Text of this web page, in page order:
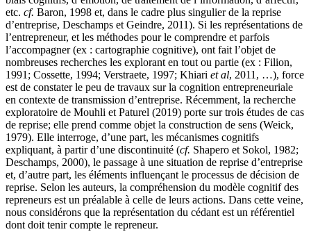
etc. cf. Baron, 1998 et, dans le cadre plus singulier de la reprise
d’entreprise, Deschamps et Geindre, 2011). Si les représentations de
l’entrepreneur, et les méthodes pour le comprendre et parfois
l’accompagner (ex : cartographie cognitive), ont fait l’objet de
nombreuses recherches les explorant en tout ou partie (ex : Filion,
1991; Cossette, 1994; Verstraete, 1997; Khiari et al, 2011, …), force
est de constater le peu de travaux sur la cognition entrepreneuriale
en contexte de transmission d’entreprise. Récemment, la recherche
exploratoire de Mouhli et Paturel (2019) porte sur trois études de cas
de reprise; elle prend comme objet la construction de sens (Weick,
1979). Elle interroge, d’une part, les mécanismes cognitifs
expliquant, à partir d’une discontinuité (cf. Shapero et Sokol, 1982;
Deschamps, 2000), le passage à une situation de reprise d’entreprise
et, d’autre part, les éléments influençant le processus de décision de
reprise. Selon les auteurs, la compréhension du modèle cognitif des
repreneurs est un préalable à celle de leurs actions. Dans cette veine,
nous considérons que la représentation du cédant est un référentiel
dont doit tenir compte le repreneur.